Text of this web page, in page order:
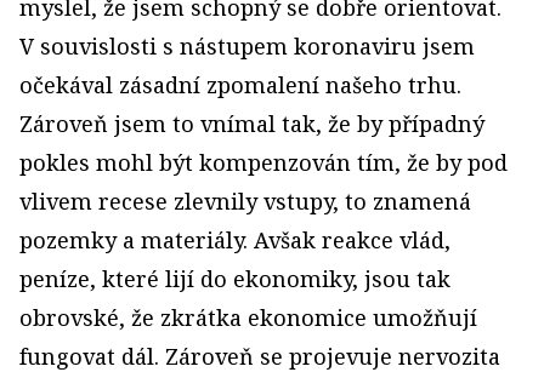
myslel, že jsem schopný se dobře orientovat.
V souvislosti s nástupem koronaviru jsem
očekával zásadní zpomalení našeho trhu.
Zároveň jsem to vnímal tak, že by případný
pokles mohl být kompenzován tím, že by pod
vlivem recese zlevnily vstupy, to znamená
pozemky a materiály. Avšak reakce vlád,
peníze, které lijí do ekonomiky, jsou tak
obrovské, že zkrátka ekonomice umožňují
fungovat dál. Zároveň se projevuje nervozita